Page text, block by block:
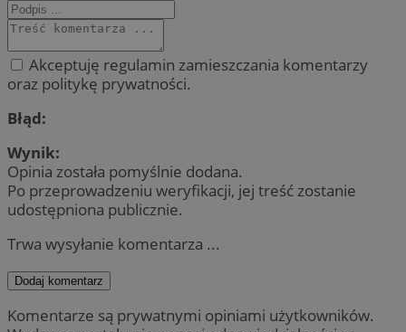
Akceptuję regulamin zamieszczania komentarzy
oraz politykę prywatności.
Błąd:
Wynik:
Opinia została pomyślnie dodana.
Po przeprowadzeniu weryfikacji, jej treść zostanie
udostępniona publicznie.
Trwa wysyłanie komentarza ...
Dodaj komentarz
Komentarze są prywatnymi opiniami użytkowników.